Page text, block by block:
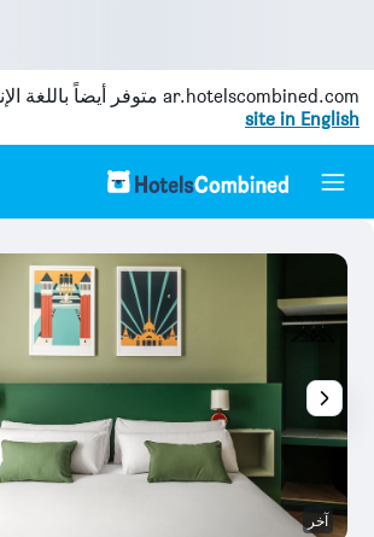
ar.hotelscombined.com متوفر أيضاً باللغة
site in English
آخر